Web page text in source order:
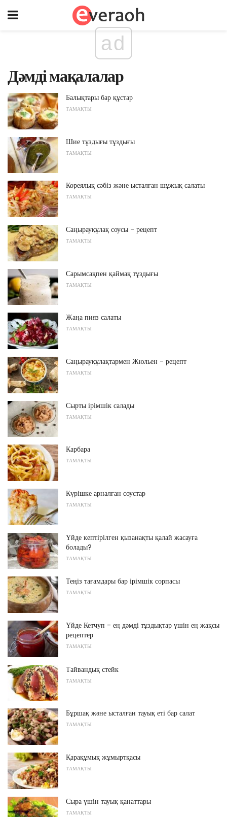
ad
Дәмді мақалалар
Балықтары бар құстар
ТАМАҚТЫ
Шие тұздығы тұздығы
ТАМАҚТЫ
Кореялық сәбіз және ысталған шұжық салаты
ТАМАҚТЫ
Саңырауқұлақ соусы - рецепт
ТАМАҚТЫ
Сарымсақпен қаймақ тұздығы
ТАМАҚТЫ
Жаңа пияз салаты
ТАМАҚТЫ
Саңырауқұлақтармен Жюльен - рецепт
ТАМАҚТЫ
Сырты ірімшік салады
ТАМАҚТЫ
Карбара
ТАМАҚТЫ
Күрішке арналған соустар
ТАМАҚТЫ
Үйде кептірілген қызанақты қалай жасауға
болады?
ТАМАҚТЫ
Теңіз тағамдары бар ірімшік сорпасы
ТАМАҚТЫ
Үйде Кетчуп - ең дәмді тұздықтар үшін ең жақсы
рецептер
ТАМАҚТЫ
Тайвандық стейк
ТАМАҚТЫ
Бұршақ және ысталған тауық еті бар салат
ТАМАҚТЫ
Қарақұмық жұмыртқасы
ТАМАҚТЫ
Сыра үшін тауық қанаттары
ТАМАҚТЫ